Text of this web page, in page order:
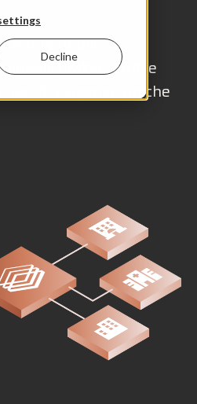
Decline
pubblici ai
PMWEB offre
per le esigenze uniche